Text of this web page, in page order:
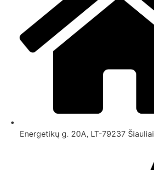
Energetikų g. 20A, LT-79237 Šiauliai